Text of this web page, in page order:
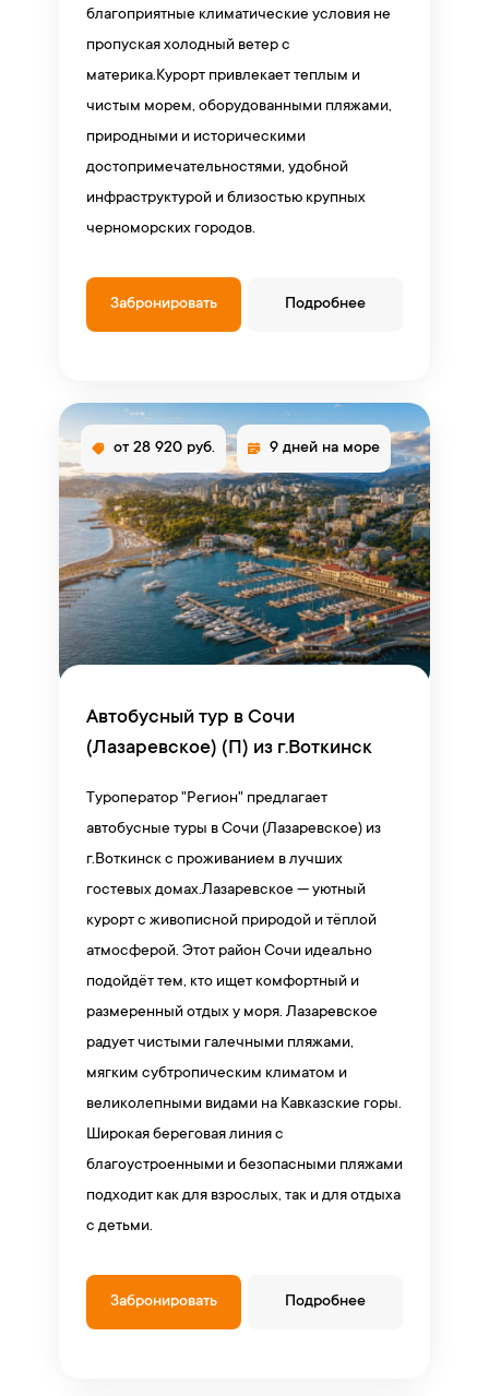
благоприятные климатические условия не
пропуская холодный ветер с
материка.Курорт привлекает теплым и
чистым морем, оборудованными пляжами,
природными и историческими
достопримечательностями, удобной
инфраструктурой и близостью крупных
черноморских городов.
Забронировать Подробнее
от 28 920 руб. 9 дней на море
Автобусный тур в Сочи
(Лазаревское) (П) из г.Воткинск
Туроператор "Регион" предлагает
автобусные туры в Сочи (Лазаревское) из
г.Воткинск с проживанием в лучших
гостевых домах.Лазаревское — уютный
курорт с живописной природой и тёплой
атмосферой. Этот район Сочи идеально
подойдёт тем, кто ищет комфортный и
размеренный отдых у моря. Лазаревское
радует чистыми галечными пляжами,
мягким субтропическим климатом и
великолепными видами на Кавказские горы.
Широкая береговая линия с
благоустроенными и безопасными пляжами
подходит как для взрослых, так и для отдыха
с детьми.
Забронировать Подробнее